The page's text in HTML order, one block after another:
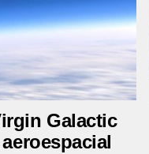
Galactic